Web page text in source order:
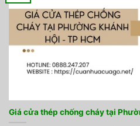
Giá cửa thép chống cháy tại